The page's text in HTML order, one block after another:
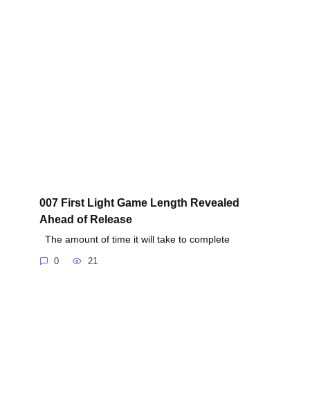
007 First Light Game Length Revealed
Ahead of Release
The amount of time it will take to complete
0 21